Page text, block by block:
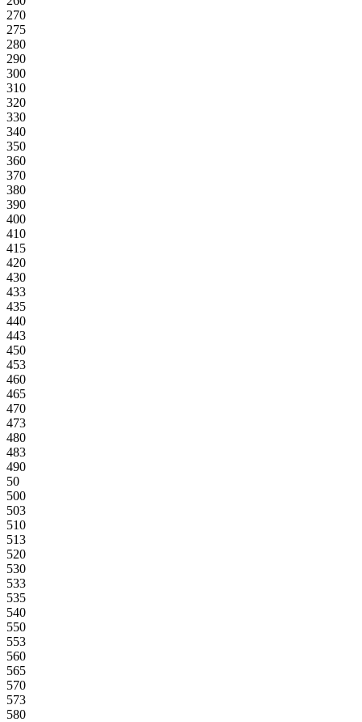
270
275
280
290
300
310
320
330
340
350
360
370
380
390
400
410
415
420
430
433
435
440
443
450
453
460
465
470
473
480
483
490
50
500
503
510
513
520
530
533
535
540
550
553
560
565
570
573
580